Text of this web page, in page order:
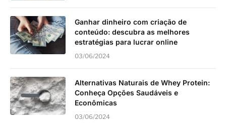
Ganhar dinheiro com criação de
conteúdo: descubra as melhores
estratégias para lucrar online
03/06/2024
Alternativas Naturais de Whey Protein:
Conheça Opções Saudáveis e
Econômicas
03/06/2024